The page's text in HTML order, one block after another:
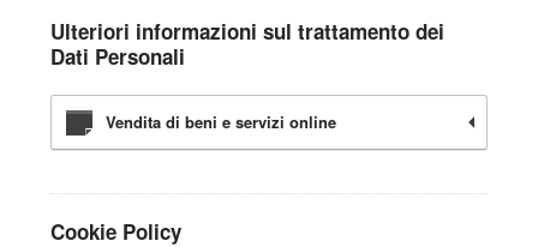
Ulteriori informazioni sul trattamento dei
Dati Personali
Vendita di beni e servizi online
Cookie Policy